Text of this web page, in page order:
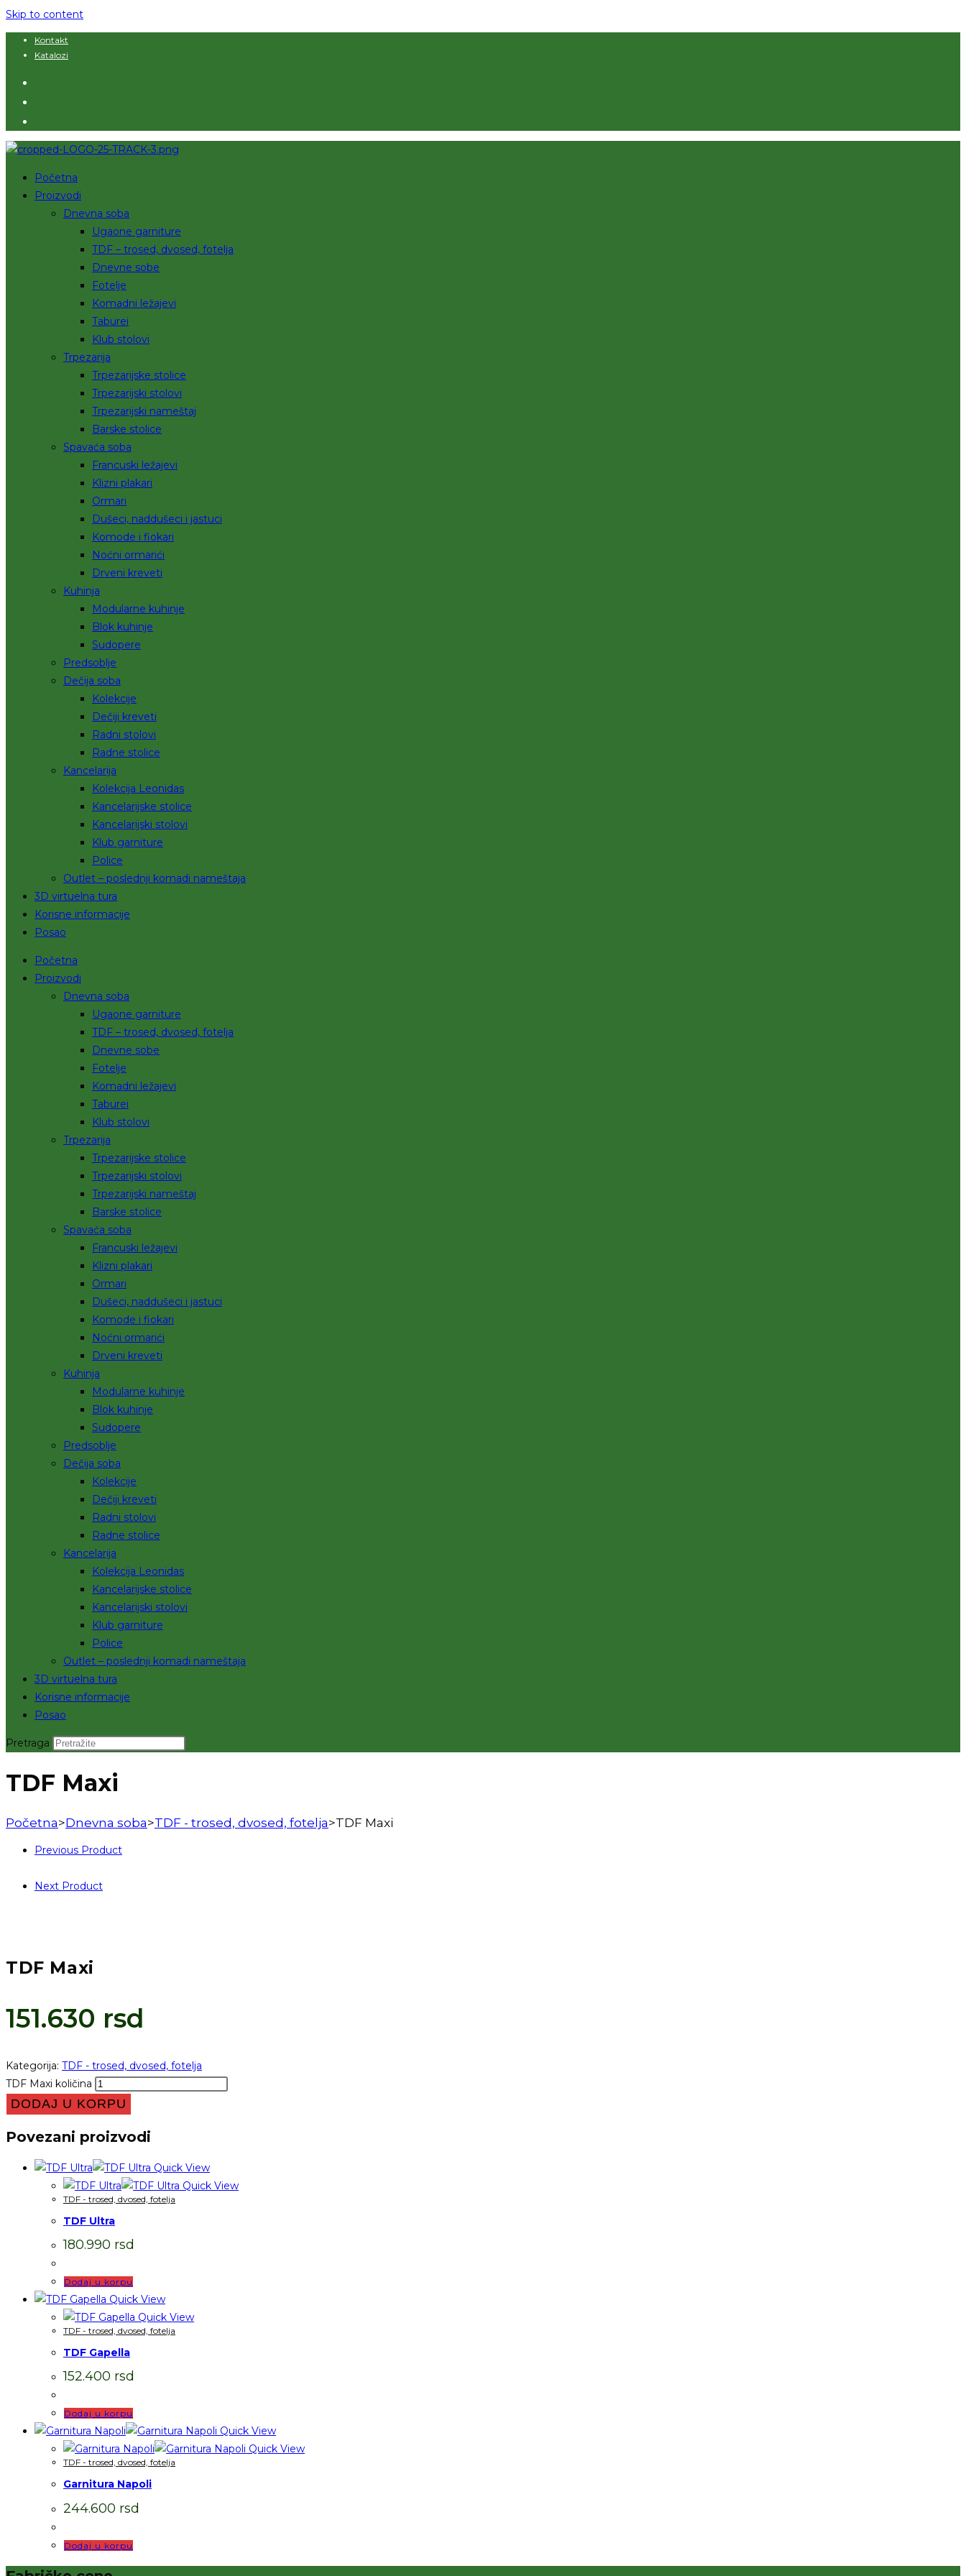
Skip to content
Kontakt
Katalozi
Početna
Proizvodi
Dnevna soba
Ugaone garniture
TDF – trosed, dvosed, fotelja
Dnevne sobe
Fotelje
Komadni ležajevi
Taburei
Klub stolovi
Trpezarija
Trpezarijske stolice
Trpezarijski stolovi
Trpezarijski nameštaj
Barske stolice
Spavaća soba
Francuski ležajevi
Klizni plakari
Ormari
Dušeci, naddušeci i jastuci
Komode i fiokari
Noćni ormarići
Drveni kreveti
Kuhinja
Modularne kuhinje
Blok kuhinje
Sudopere
Predsoblje
Dečija soba
Kolekcije
Dečiji kreveti
Radni stolovi
Radne stolice
Kancelarija
Kolekcija Leonidas
Kancelarijske stolice
Kancelarijski stolovi
Klub garniture
Police
Outlet – poslednji komadi nameštaja
3D virtuelna tura
Korisne informacije
Posao
Početna
Proizvodi
Dnevna soba
Ugaone garniture
TDF – trosed, dvosed, fotelja
Dnevne sobe
Fotelje
Komadni ležajevi
Taburei
Klub stolovi
Trpezarija
Trpezarijske stolice
Trpezarijski stolovi
Trpezarijski nameštaj
Barske stolice
Spavaća soba
Francuski ležajevi
Klizni plakari
Ormari
Dušeci, naddušeci i jastuci
Komode i fiokari
Noćni ormarići
Drveni kreveti
Kuhinja
Modularne kuhinje
Blok kuhinje
Sudopere
Predsoblje
Dečija soba
Kolekcije
Dečiji kreveti
Radni stolovi
Radne stolice
Kancelarija
Kolekcija Leonidas
Kancelarijske stolice
Kancelarijski stolovi
Klub garniture
Police
Outlet – poslednji komadi nameštaja
3D virtuelna tura
Korisne informacije
Posao
Pretraga
TDF Maxi
Početna>Dnevna soba>TDF - trosed, dvosed, fotelja>TDF Maxi
Previous Product
Next Product
TDF Maxi
151.630 rsd
Kategorija: TDF - trosed, dvosed, fotelja
TDF Maxi količina
DODAJ U KORPU
Povezani proizvodi
Quick View
Quick View
TDF - trosed, dvosed, fotelja
TDF Ultra
180.990 rsd
Dodaj u korpu
Quick View
Quick View
TDF - trosed, dvosed, fotelja
TDF Gapella
152.400 rsd
Dodaj u korpu
Quick View
Quick View
TDF - trosed, dvosed, fotelja
Garnitura Napoli
244.600 rsd
Dodaj u korpu